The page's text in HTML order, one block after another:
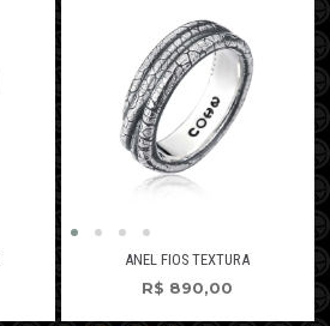
ANEL FIOS TEXTURA
R$ 890,00